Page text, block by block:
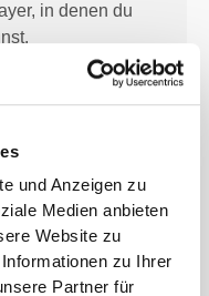
und Anzeigen zu
Medien anbieten
Website zu
zu Ihrer
Partner für
in denen du
AUGE